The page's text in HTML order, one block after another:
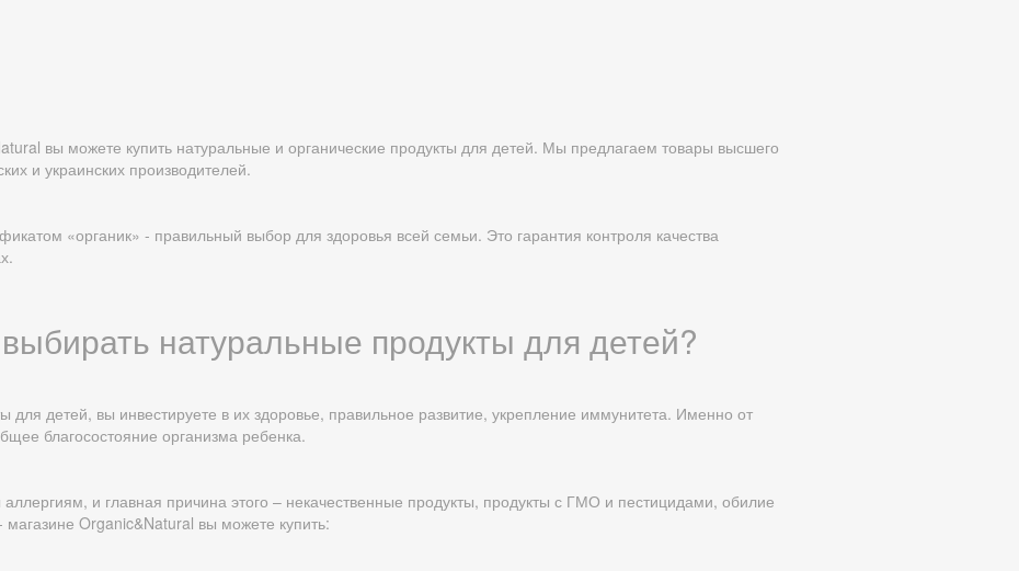
вы можете купить натуральные и органические продукты для детей. Мы предлагаем товары высшего
и украинских производителей.
«органик» - правильный выбор для здоровья всей семьи. Это гарантия контроля качества
натуральные продукты для детей?
для детей, вы инвестируете в их здоровье, правильное развитие, укрепление иммунитета. Именно от
благосостояние организма ребенка.
и главная причина этого – некачественные продукты, продукты с ГМО и пестицидами, обилие
Organic&Natural вы можете купить: